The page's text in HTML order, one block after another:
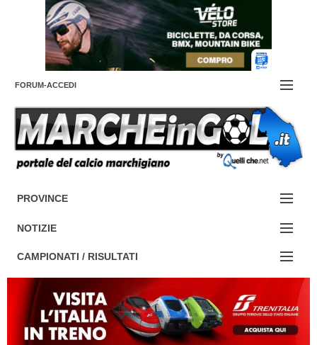
FORUM-ACCEDI
Contattaci
PROVINCE
EDIZIONE:
ANCONA
ASCOLI PICENO
FERMO
MACERATA
NOTIZIE
NOTIZIE:
SERIE C
SERIE D
ECCELLENZA
CAMPIONATI / RISULTATI
Campionati e Risultati:
NAZIONALI